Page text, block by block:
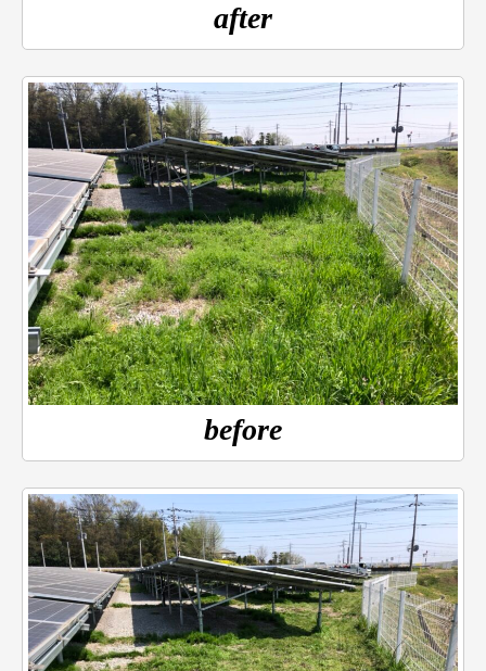
after
before